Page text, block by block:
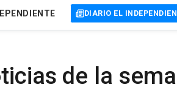
DIARIO EL
de la